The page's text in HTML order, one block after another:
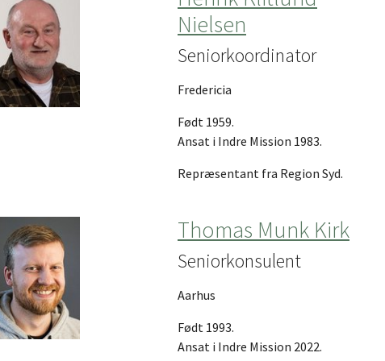
Nielsen
Seniorkoordinator
Fredericia
Født 1959.
Ansat i Indre Mission 1983.
Repræsentant fra Region Syd.
Thomas Munk Kirk
Seniorkonsulent
Aarhus
Født 1993.
Ansat i Indre Mission 2022.